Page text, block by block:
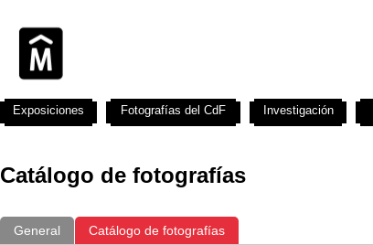
Catálogo de fotografías
General Catálogo de fotografías
Exposiciones Fotografías del CdF Investigación